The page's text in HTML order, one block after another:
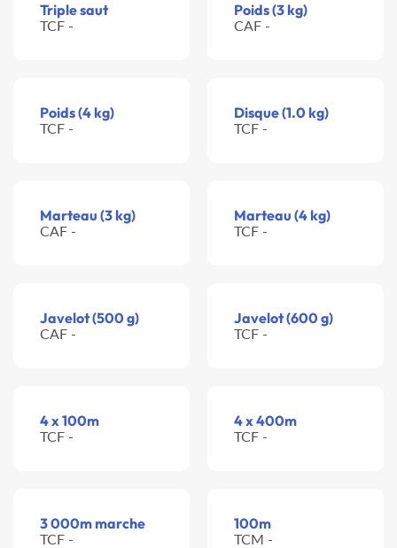
Triple saut
TCF -
Poids (3 kg)
CAF -
Poids (4 kg)
TCF -
Disque (1.0 kg)
TCF -
Marteau (3 kg)
CAF -
Marteau (4 kg)
TCF -
Javelot (500 g)
CAF -
Javelot (600 g)
TCF -
4 x 100m
TCF -
4 x 400m
TCF -
3 000m marche
TCF -
100m
TCM -